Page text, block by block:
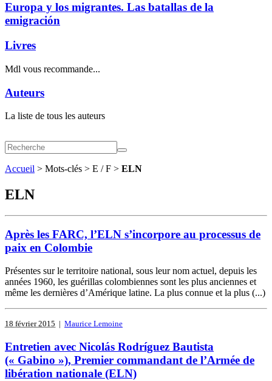
Europa y los migrantes. Las batallas de la
emigración
Livres
Mdl vous recommande...
Auteurs
La liste de tous les auteurs
Accueil > Mots-clés > E / F > ELN
ELN
Après les FARC, l’ELN s’incorpore au processus de
paix en Colombie
Présentes sur le territoire national, sous leur nom actuel, depuis les
années 1960, les guérillas colombiennes sont les plus anciennes et
même les dernières d’Amérique latine. La plus connue et la plus (...)
18 février 2015 | Maurice Lemoine
Entretien avec Nicolás Rodríguez Bautista
(« Gabino »), Premier commandant de l’Armée de
libération nationale (ELN)